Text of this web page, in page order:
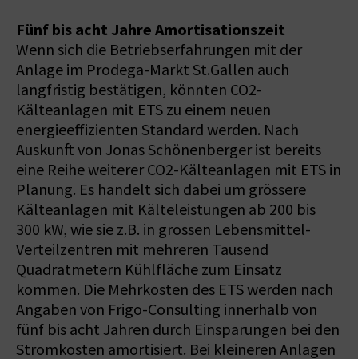
Fünf bis acht Jahre Amortisationszeit
Wenn sich die Betriebserfahrungen mit der
Anlage im Prodega-Markt St.Gallen auch
langfristig bestätigen, könnten CO2-
Kälteanlagen mit ETS zu einem neuen
energieeffizienten Standard werden. Nach
Auskunft von Jonas Schönenberger ist bereits
eine Reihe weiterer CO2-Kälteanlagen mit ETS in
Planung. Es handelt sich dabei um grössere
Kälteanlagen mit Kälteleistungen ab 200 bis
300 kW, wie sie z.B. in grossen Lebensmittel-
Verteilzentren mit mehreren Tausend
Quadratmetern Kühlfläche zum Einsatz
kommen. Die Mehrkosten des ETS werden nach
Angaben von Frigo-Consulting innerhalb von
fünf bis acht Jahren durch Einsparungen bei den
Stromkosten amortisiert. Bei kleineren Anlagen